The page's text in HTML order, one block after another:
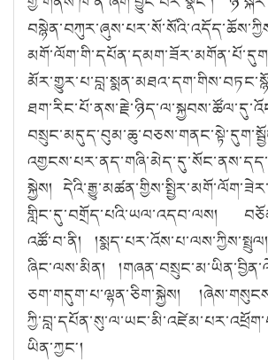
སྐྱེས།
གླིང་དུ་བགྲོད་པའི་ཡལ་འདབ་ལས།
འཚོ་བ་ནི།
ཞིང་ལས་མིན།
ཅག་གདུག་པ་ལྷན་ཅིག་སྐྱེས།
ཡིན་ཀྱང༌།